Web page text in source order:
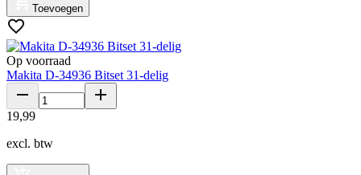
Toevoegen
Op voorraad
Makita D-34936 Bitset 31-delig
19,99
excl. btw